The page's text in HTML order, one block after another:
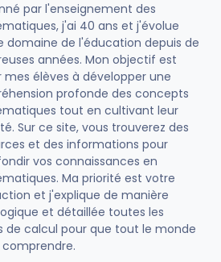
par l'enseignement des
j'ai 40 ans et j'évolue
domaine de l'éducation depuis de
années. Mon objectif est
mes élèves à développer une
profonde des concepts
tout en cultivant leur
Sur ce site, vous trouverez des
et des informations pour
vos connaissances en
Ma priorité est votre
et j'explique de manière
et détaillée toutes les
de calcul pour que tout le monde
comprendre.